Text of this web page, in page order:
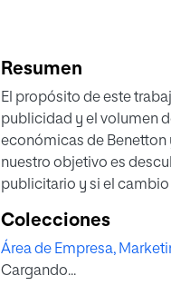
Resumen
El propósito de este
publicidad y el volumen
económicas de Benetton
nuestro objetivo es
publicitario y si el
emitidas por Benetton, a
la empresa. Los
creó gran polémica en la
Colecciones
Área de Empresa,
Cargando...